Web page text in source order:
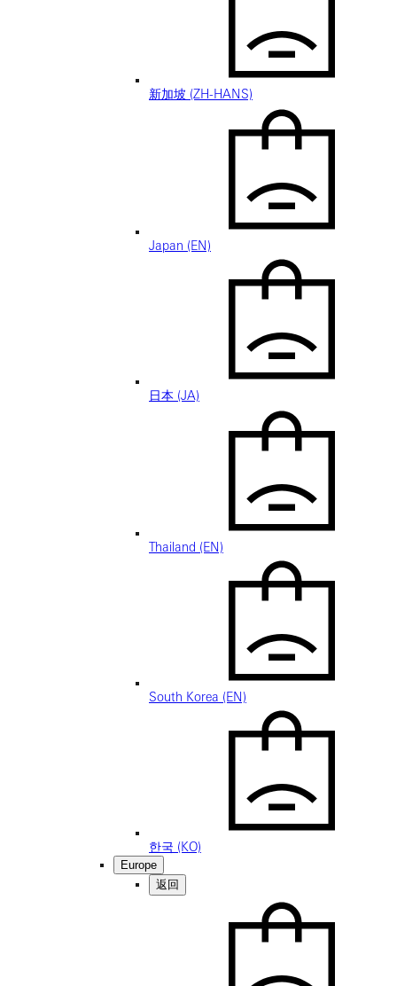
新加坡 (ZH-HANS)
Japan (EN)
日本 (JA)
Thailand (EN)
South Korea (EN)
한국 (KO)
Europe
返回